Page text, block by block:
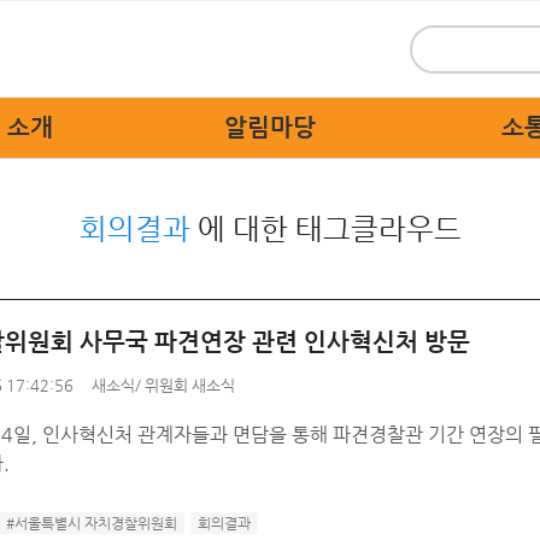
개
징물
길
알림마당
보도자료
교육자료
디지털 명예의 전당
소
회의결과에 대한 태그클라우드
원회 사무국 파견연장 관련 인사혁신처 방문
17:42:56 새소식/ 위원회 새소식
일, 인사혁신처 관계자들과 면담을 통해 파견경찰관 기간 연장의
#서울특별시 자치경찰위원회 회의결과